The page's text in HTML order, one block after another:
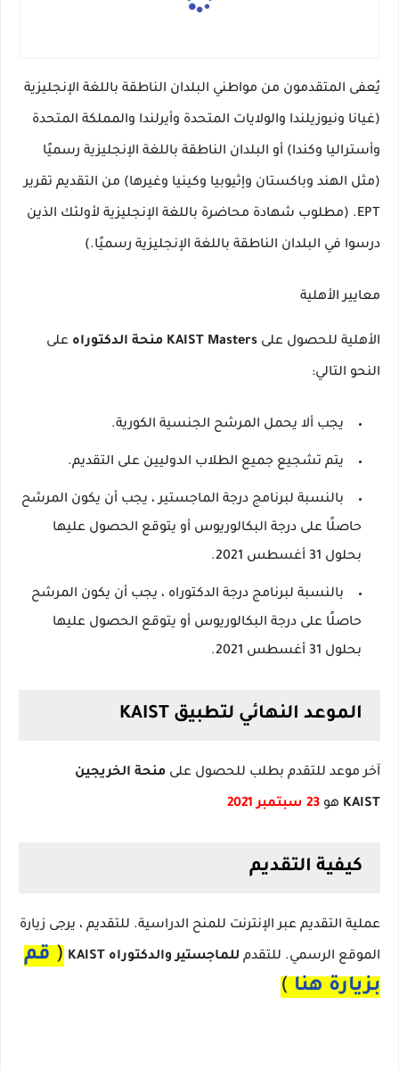
يُعفى المتقدمون من مواطني البلدان الناطقة باللغة الإنجليزية
(غيانا ونيوزيلندا والولايات المتحدة وأيرلندا والمملكة المتحدة
وأستراليا وكندا) أو البلدان الناطقة باللغة الإنجليزية رسميًا
(مثل الهند وباكستان وإثيوبيا وكينيا وغيرها) من التقديم تقرير
EPT. (مطلوب شهادة محاضرة باللغة الإنجليزية لأولئك الذين
درسوا في البلدان الناطقة باللغة الإنجليزية رسميًا.)
معايير الأهلية
الأهلية للحصول على KAIST Masters منحة الدكتوراه على
النحو التالي:
يجب ألا يحمل المرشح الجنسية الكورية.
يتم تشجيع جميع الطلاب الدوليين على التقديم.
بالنسبة لبرنامج درجة الماجستير ، يجب أن يكون المرشح
حاصلًا على درجة البكالوريوس أو يتوقع الحصول عليها
بحلول 31 أغسطس 2021.
بالنسبة لبرنامج درجة الدكتوراه ، يجب أن يكون المرشح
حاصلًا على درجة البكالوريوس أو يتوقع الحصول عليها
بحلول 31 أغسطس 2021.
الموعد النهائي لتطبيق KAIST
آخر موعد للتقدم بطلب للحصول على منحة الخريجين
KAIST هو 23 سبتمبر 2021
كيفية التقديم
عملية التقديم عبر الإنترنت للمنح الدراسية. للتقديم ، يرجى زيارة
الموقع الرسمي. للتقدم للماجستير والدكتوراه KAIST ( قم
بزيارة هنا )